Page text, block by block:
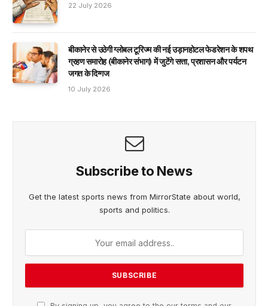
22 July 2026
बीकानेर से उठेगी ग्लोबल टूरिज्म की नई उड़ानहोटल फेडरेशन के शपथ
ग्रहण समारोह (बीकानेर संभाग) में जुटेंगे सत्ता, प्रशासन और पर्यटन
जगत के दिग्गज
10 July 2026
Subscribe to News
Get the latest sports news from MirrorState about world,
sports and politics.